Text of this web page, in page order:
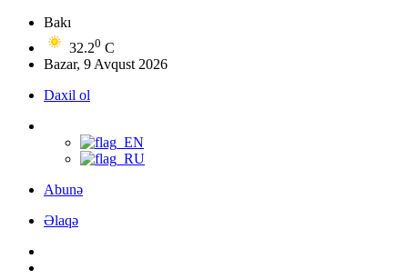
Bakı
32.20 C
Bazar, 9 Avqust 2026
Daxil ol
Abunə
Əlaqə